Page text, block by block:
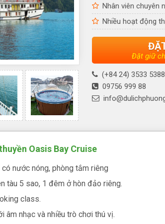
Nhân viên chuyên
Nhiều hoạt động
Đặt giữ
(+84 24) 3533 5388
09756 999 88
Oasis Bay Cruise
nước nóng, phòng tắm riêng
tàu 5 sao, 1 đêm ở hòn đảo riêng.
class.
âm nhạc và nhiều trò chơi thú vị.